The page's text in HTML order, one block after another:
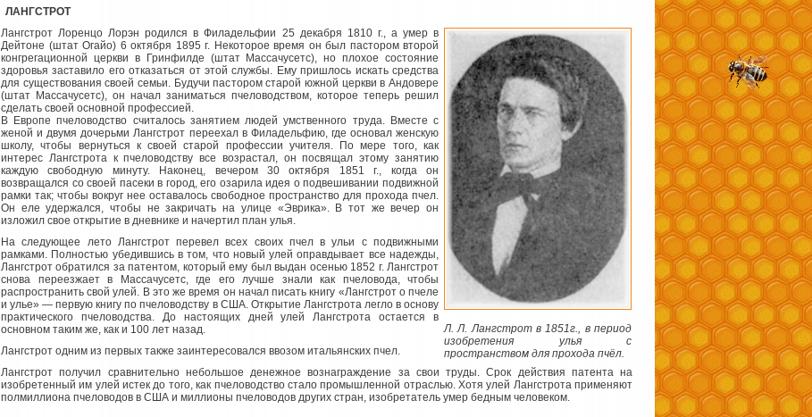
ЛАНГСТРОТ
Л. Л. Лангстрот в 1851г., в период
изобретения улья с
пространством для прохода пчёл.
Лангстрот Лоренцо Лорэн родился в Филадельфии 25 декабря 1810 г., а умер в
Дейтоне (штат Огайо) 6 октября 1895 г. Некоторое время он был пастором второй
конгрегационной церкви в Гринфилде (штат Массачусетс), но плохое состояние
здоровья заставило его отказаться от этой службы. Ему пришлось искать средства
для существования своей семьи. Будучи пастором старой южной церкви в Андовере
(штат Массачусетс), он начал заниматься пчеловодством, которое теперь решил
сделать своей основной профессией.
В Европе пчеловодство считалось занятием людей умственного труда. Вместе с
женой и двумя дочерьми Лангстрот переехал в Филадельфию, где основал женскую
школу, чтобы вернуться к своей старой профессии учителя. По мере того, как
интерес Лангстрота к пчеловодству все возрастал, он посвящал этому занятию
каждую свободную минуту. Наконец, вечером 30 октября 1851 г., когда он
возвращался со своей пасеки в город, его озарила идея о подвешивании подвижной
рамки так; чтобы вокруг нее оставалось свободное пространство для прохода пчел.
Он еле удержался, чтобы не закричать на улице «Эврика». В тот же вечер он
изложил свое открытие в дневнике и начертил план улья.
На следующее лето Лангстрот перевел всех своих пчел в ульи с подвижными
рамками. Полностью убедившись в том, что новый улей оправдывает все надежды,
Лангстрот обратился за патентом, который ему был выдан осенью 1852 г. Лангстрот
снова переезжает в Массачусетс, где его лучше знали как пчеловода, чтобы
распространить свой улей. В это же время он начал писать книгу «Лангстрот о пчеле
и улье» — первую книгу по пчеловодству в США. Открытие Лангстрота легло в основу
практического пчеловодства. До настоящих дней улей Лангстрота остается в
основном таким же, как и 100 лет назад.
Лангстрот одним из первых также заинтересовался ввозом итальянских пчел.
Лангстрот получил сравнительно небольшое денежное вознаграждение за свои труды. Срок действия патента на
изобретенный им улей истек до того, как пчеловодство стало промышленной отраслью. Хотя улей Лангстрота применяют
полмиллиона пчеловодов в США и миллионы пчеловодов других стран, изобретатель умер бедным человеком.